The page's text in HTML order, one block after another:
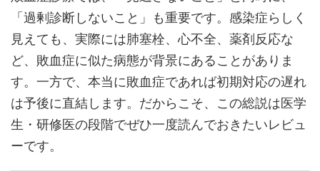
「過剰診断しないこと」も重要です。感染症らしく
見えても、実際には肺塞栓、心不全、薬剤反応な
ど、敗血症に似た病態が背景にあることがありま
す。一方で、本当に敗血症であれば初期対応の遅れ
は予後に直結します。だからこそ、この総説は医学
生・研修医の段階でぜひ一度読んでおきたいレビュ
ーです。